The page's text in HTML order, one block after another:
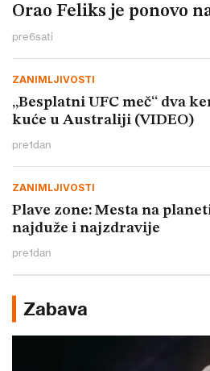
Orao Feliks je ponovo
pre6sati
ZANIMLJIVOSTI
„Besplatni UFC meč“ dva
kuće u Australiji (VIDEO)
pre1dan
ZANIMLJIVOSTI
Plave zone: Mesta na
najduže i najzdravije
pre1dan
Zabava